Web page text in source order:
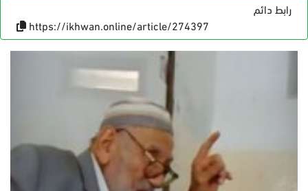
رابط دائم
https://ikhwan.online/article/274397